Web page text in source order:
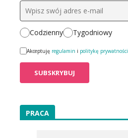
Codzienny Tygodniowy
Akceptuję regulamin i politykę prywatności
PRACA